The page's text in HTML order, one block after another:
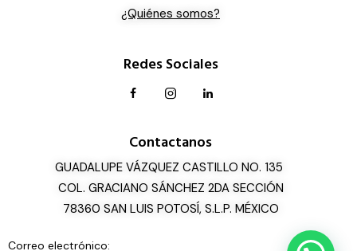
¿Quiénes somos?
Redes Sociales
Contactanos
GUADALUPE VÁZQUEZ CASTILLO NO. 135
COL. GRACIANO SÁNCHEZ 2DA SECCIÓN
78360 SAN LUIS POTOSÍ, S.L.P. MÉXICO
Correo electrónico: